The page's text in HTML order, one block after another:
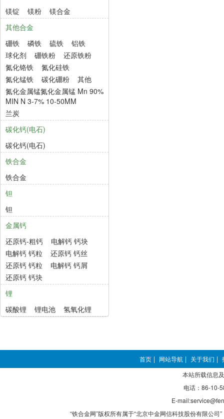
镁锭
镁粉
镁合金
其他合金
硼铁
磷铁 硫铁
铝铁
球化剂
硼铁粉
还原铁粉
氮化铬铁
氮化硅铁
氮化锰铁
碳化硼粉
其他
氮化金属锰氮化金属锰 Mn 90%
MIN N 3-7% 10-50MM
兰炭
碳化钙(电石)
碳化钙(电石)
铁合金
铁合金
钽
钽
金属钙
还原钙-粗钙
电解钙 钙块
电解钙 钙粒
还原钙 钙丝
还原钙 钙粒
电解钙 钙屑
还原钙 钙块
锂
碳酸锂
锂电池 氢氧化锂
首页 | 网站导航 | 关于我们 |
本站所载信息
电话：86-10-
E-
“铁合金网”版权所有属于“北京中金网信科技股份有限公司